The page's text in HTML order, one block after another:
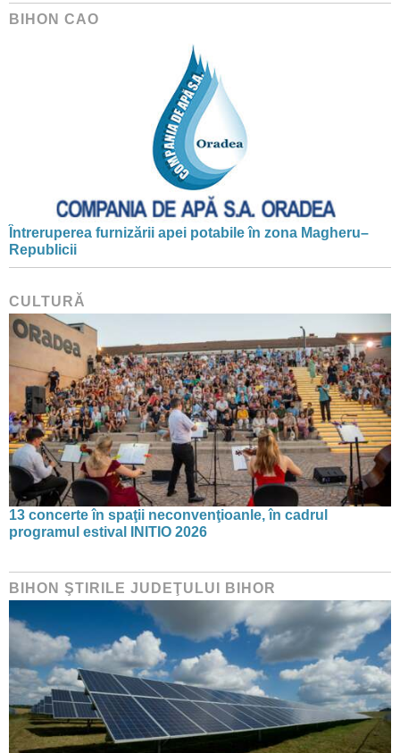
BIHON CAO
Întreruperea furnizării apei potabile în zona Magheru–
Republicii
CULTURĂ
13 concerte în spaţii neconvenţioanle, în cadrul
programul estival INITIO 2026
BIHON ŞTIRILE JUDEŢULUI BIHOR